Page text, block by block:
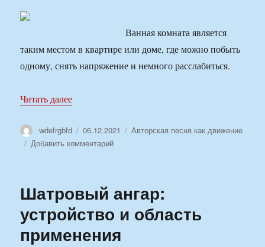
Ванная комната является
таким местом в квартире или доме, где можно побыть
одному, снять напряжение и немного расслабиться.
Читать далее«Отделка стен в ванной комнате»
Автор
wdefrgbfd Опубликовано
06.12.2021 Рубрики
Авторская песня как движение
Добавить комментарийк
в
комнате
Шатровый ангар:
устройство и область
применения